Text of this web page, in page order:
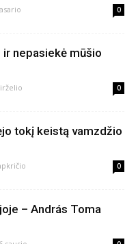
0
nepasiekė mūšio
0
tokį keistą vamzdžio
0
– András Toma